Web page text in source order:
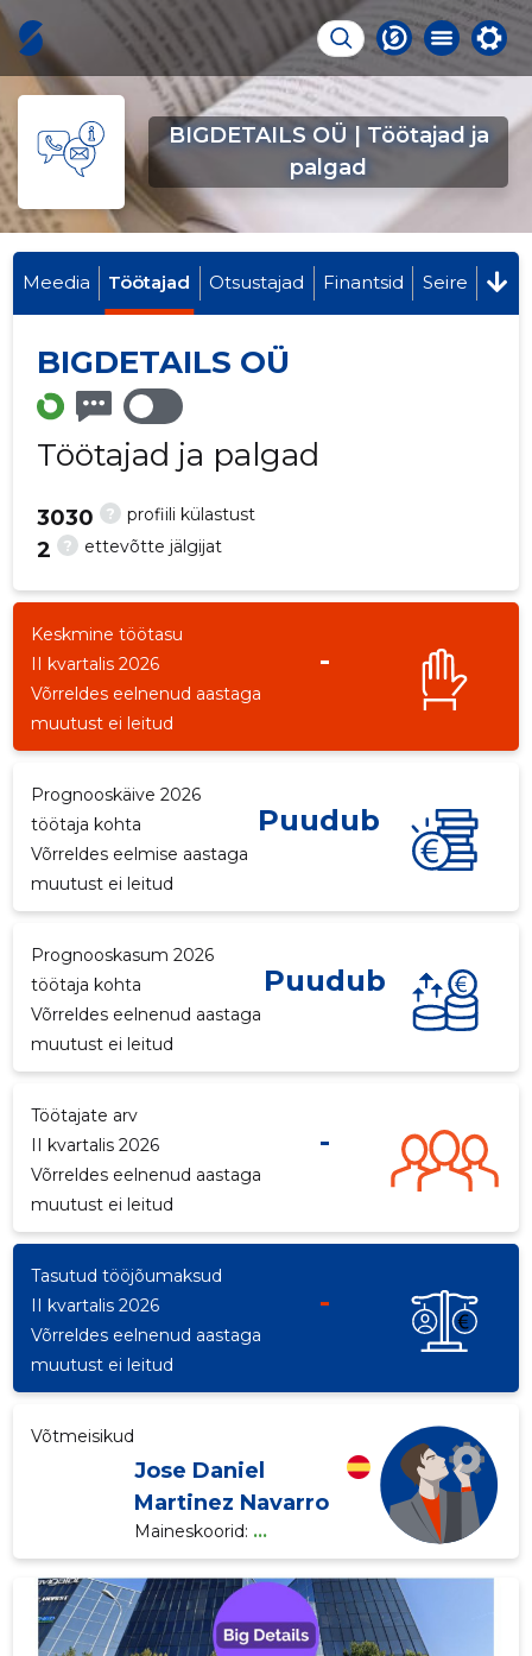
BIGDETAILS OÜ | Töötajad ja
palgad
Meedia Töötajad Otsustajad Finantsid Seire
BIGDETAILS OÜ
Töötajad ja palgad
? profiili külastust
3030
? ettevõtte jälgijat
2
Keskmine töötasu
II kvartalis 2026
-
Võrreldes eelnenud aastaga
muutust ei leitud
Prognooskäive 2026
töötaja kohta
Puudub
Võrreldes eelmise aastaga
muutust ei leitud
Prognooskasum 2026
töötaja kohta
Puudub
Võrreldes eelnenud aastaga
muutust ei leitud
Töötajate arv
II kvartalis 2026
-
Võrreldes eelnenud aastaga
muutust ei leitud
Tasutud tööjõumaksud
II kvartalis 2026
-
Võrreldes eelnenud aastaga
muutust ei leitud
Võtmeisikud
Jose Daniel
Martinez Navarro
Maineskoorid: ...